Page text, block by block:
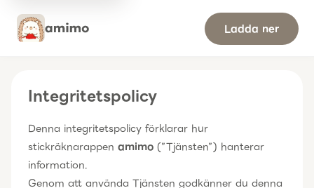
Ladda ner
Integritetspolicy
Denna integritetspolicy förklarar hur
stickräknarappen amimo (”Tjänsten”) hanterar
information.
Genom att använda Tjänsten godkänner du denna